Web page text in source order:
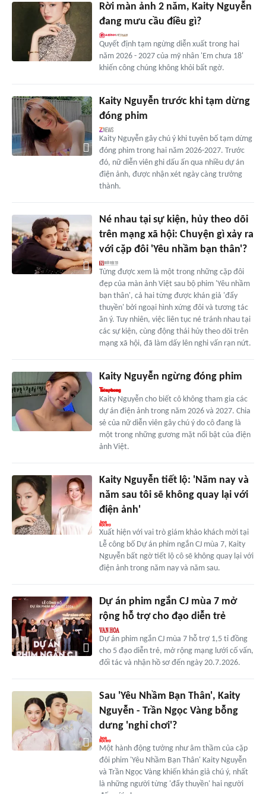
Rời màn ảnh 2 năm, Kaity Nguyễn
đang mưu cầu điều gì?
Quyết định tạm ngừng diễn xuất trong hai
năm 2026 - 2027 của mỹ nhân 'Em chưa 18'
khiến công chúng không khỏi bất ngờ.
Kaity Nguyễn trước khi tạm dừng
đóng phim
Kaity Nguyễn gây chú ý khi tuyên bố tạm dừng
đóng phim trong hai năm 2026-2027. Trước
đó, nữ diễn viên ghi dấu ấn qua nhiều dự án
điện ảnh, được nhận xét ngày càng trưởng
thành.
Né nhau tại sự kiện, hủy theo dõi
trên mạng xã hội: Chuyện gì xảy ra
với cặp đôi 'Yêu nhầm bạn thân'?
Từng được xem là một trong những cặp đôi
đẹp của màn ảnh Việt sau bộ phim 'Yêu nhầm
bạn thân', cả hai từng được khán giả 'đẩy
thuyền' bởi ngoại hình xứng đôi và tương tác
ăn ý. Tuy nhiên, việc liên tục né tránh nhau tại
các sự kiện, cùng động thái hủy theo dõi trên
mạng xã hội, đã làm dấy lên nghi vấn rạn nứt.
Kaity Nguyễn ngừng đóng phim
Kaity Nguyễn cho biết cô không tham gia các
dự án điện ảnh trong năm 2026 và 2027. Chia
sẻ của nữ diễn viên gây chú ý do cô đang là
một trong những gương mặt nổi bật của điện
ảnh Việt.
Kaity Nguyễn tiết lộ: 'Năm nay và
năm sau tôi sẽ không quay lại với
điện ảnh'
Xuất hiện với vai trò giám khảo khách mời tại
Lễ công bố Dự án phim ngắn CJ mùa 7, Kaity
Nguyễn bất ngờ tiết lộ cô sẽ không quay lại với
điện ảnh trong năm nay và năm sau.
Dự án phim ngắn CJ mùa 7 mở
rộng hỗ trợ cho đạo diễn trẻ
Dự án phim ngắn CJ mùa 7 hỗ trợ 1,5 tỉ đồng
cho 5 đạo diễn trẻ, mở rộng mạng lưới cố vấn,
đối tác và nhận hồ sơ đến ngày 20.7.2026.
Sau 'Yêu Nhầm Bạn Thân', Kaity
Nguyễn - Trần Ngọc Vàng bỗng
dưng 'nghỉ chơi'?
Một hành động tưởng như âm thầm của cặp
đôi phim 'Yêu Nhầm Bạn Thân' Kaity Nguyễn
và Trần Ngọc Vàng khiến khán giả chú ý, nhất
là những người từng 'đẩy thuyền' hai người